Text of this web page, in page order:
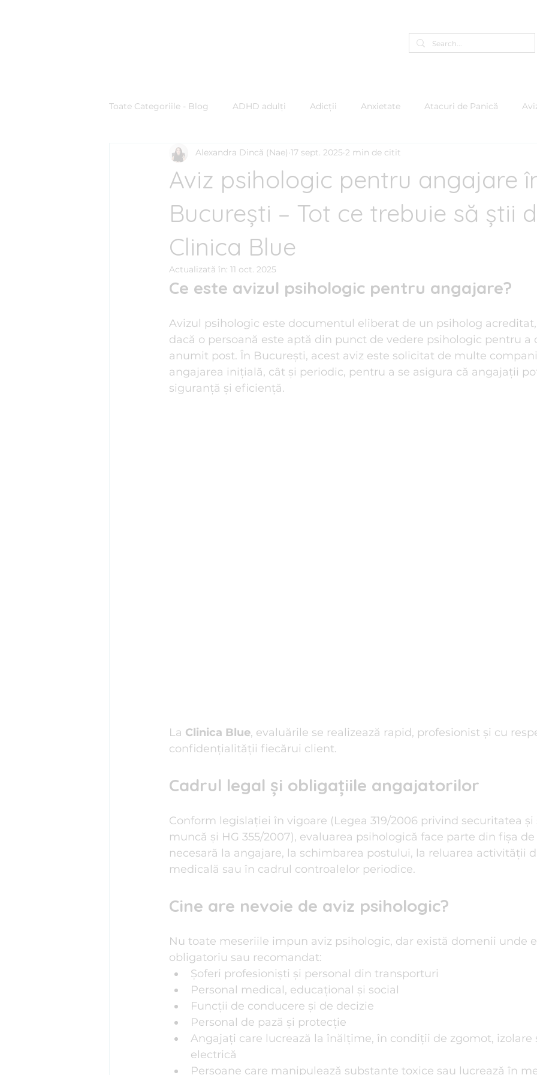
Toate Categoriile - Blog ADHD adulți Adicții Anxietate Atacuri de Panică
Comunicare & Stiluri de Comunicare Copii & Adolescenți
Motivație Narcisism
Personalitate Procrastinare Psihologie Organizațională
Psihoterapie de familie Reiki I Terapii Alternative Relații de Cuplu
Stima de sine Stres I Tehnici anti-stres
Aviz psihologic pentru angajare
București – Tot ce trebuie să știi
Clinica Blue
Alexandra Dincă (Nae) 17 sept. 2025 2 min de citit
Actualizată în: 11 oct. 2025
Ce este avizul psihologic pentru angajare?
Avizul psihologic este documentul eliberat de un psiholog
dacă o persoană este aptă din punct de vedere psihologic pentru a
anumit post. În București, acest aviz este solicitat de multe
angajarea inițială, cât și periodic, pentru a se asigura că angajații
siguranță și eficiență.
La Clinica Blue, evaluările se realizează rapid, profesionist și cu
confidențialității fiecărui client.
Cadrul legal și obligațiile angajatorilor
Conform legislației în vigoare (Legea 319/2006 privind securitatea
muncă și HG 355/2007), evaluarea psihologică face parte din fișa
necesară la angajare, la schimbarea postului, la reluarea activității
medicală sau în cadrul controalelor periodice.
Cine are nevoie de aviz psihologic?
Nu toate meseriile impun aviz psihologic, dar există domenii unde
obligatoriu sau recomandat:
Șoferi profesioniști și personal din transporturi
Personal medical, educațional și social
Funcții de conducere și de decizie
Personal de pază și protecție
Angajați care lucrează la înălțime, în condiții de zgomot, izolare
electrică
Persoane care manipulează substanțe toxice sau lucrează în